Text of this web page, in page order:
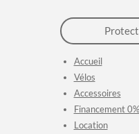
Accueil
Vélos
Accessoires
Financement 0%
Location